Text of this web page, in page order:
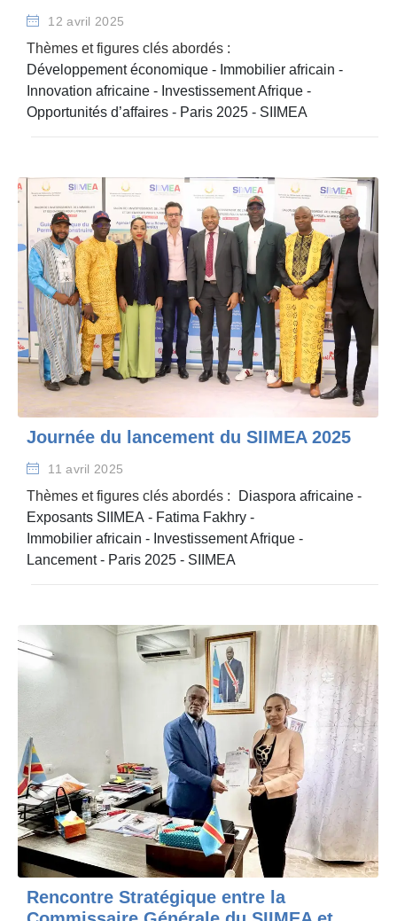
12 avril 2025
Thèmes et figures clés abordés :
Développement économique - Immobilier africain -
Innovation africaine - Investissement Afrique -
Opportunités d’affaires - Paris 2025 - SIIMEA
Journée du lancement du SIIMEA 2025
11 avril 2025
Thèmes et figures clés abordés : Diaspora africaine -
Exposants SIIMEA - Fatima Fakhry -
Immobilier africain - Investissement Afrique -
Lancement- Paris 2025 - SIIMEA
Rencontre Stratégique entre la